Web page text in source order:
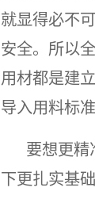
就显得必不
安全。所以
用材都是建
导入用料标
要想更精
下更扎实基